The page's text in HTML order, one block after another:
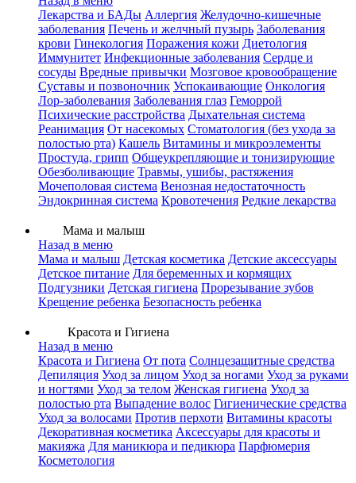
Лекарства и БАДы Аллергия Желудочно-кишечные
заболевания Печень и желчный пузырь Заболевания
крови Гинекология Поражения кожи Диетология
Иммунитет Инфекционные заболевания Сердце и
сосуды Вредные привычки Мозговое кровообращение
Суставы и позвоночник Успокаивающие Онкология
Лор-заболевания Заболевания глаз Геморрой
Психические расстройства Дыхательная система
Реанимация От насекомых Стоматология (без ухода за
полостью рта) Кашель Витамины и микроэлементы
Простуда, грипп Общеукрепляющие и тонизирующие
Обезболивающие Травмы, ушибы, растяжения
Мочеполовая система Венозная недостаточность
Эндокринная система Кровотечения Редкие лекарства
Мама и малыш
Назад в меню
Мама и малыш Детская косметика Детские аксессуары
Детское питание Для беременных и кормящих
Подгузники Детская гигиена Прорезывание зубов
Крещение ребенка Безопасность ребенка
Красота и Гигиена
Назад в меню
Красота и Гигиена От пота Солнцезащитные средства
Депиляция Уход за лицом Уход за ногами Уход за руками
и ногтями Уход за телом Женская гигиена Уход за
полостью рта Выпадение волос Гигиенические средства
Уход за волосами Против перхоти Витамины красоты
Декоративная косметика Аксессуары для красоты и
макияжа Для маникюра и педикюра Парфюмерия
Косметология